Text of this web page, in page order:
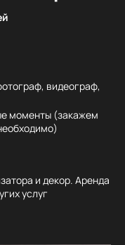
видеограф,
моменты (закажем
и декор. Аренда
услуг